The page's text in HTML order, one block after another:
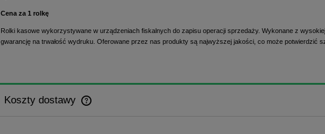
Cena za 1 rolkę
Rolki kasowe wykorzystywane w urządzeniach fiskalnych do zapisu operacji sprzedaży. Wykonane z
gwarancję na trwałość wydruku. Oferowane przez nas produkty są najwyższej jakości, co może potwierdzić
Koszty dostawy